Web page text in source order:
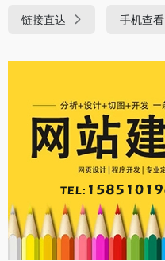
链接直达 手机查看